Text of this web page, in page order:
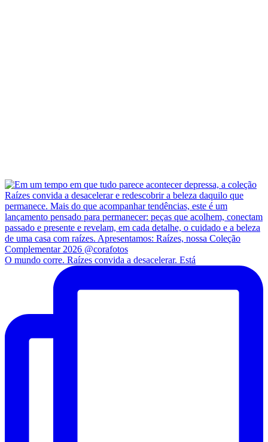
O mundo corre. Raízes convida a desacelerar. Está